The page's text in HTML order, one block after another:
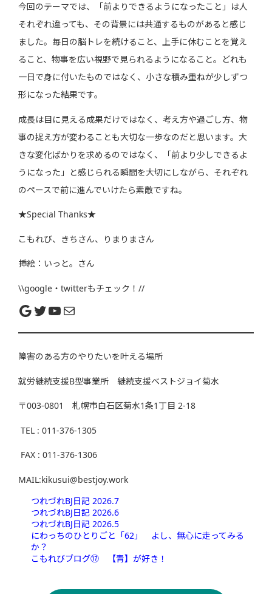
今回のテーマでは、「前よりできるようになったこと」は人
それぞれ違っても、その背景には共通するものがあると感じ
ました。毎日の脳トレを続けること、上手に休むことを覚え
ること、物事を広い視野で見られるようになること。どれも
一日で身に付いたものではなく、小さな積み重ねが少しずつ
形になった結果です。
成長は目に見える成果だけではなく、考え方や過ごし方、物
事の捉え方が変わることも大切な一歩なのだと思います。大
きな変化ばかりを求めるのではなく、「前より少しできるよ
うになった」と感じられる瞬間を大切にしながら、それぞれ
のペースで前に進んでいけたら素敵ですね。
★Special Thanks★
こもれび、きちさん、りまりまさん
挿絵：いっと。さん
\\google・twitterもチェック！//
障害のある方のやりたいを叶える場所
就労継続支援B型事業所 継続支援ベストジョイ菊水
〒003-0801 札幌市白石区菊水1条1丁目 2-18
TEL : 011-376-1305
FAX : 011-376-1306
MAIL:kikusui@bestjoy.work
つれづれBJ日記 2026.7
つれづれBJ日記 2026.6
つれづれBJ日記 2026.5
にわっちのひとりごと「62」 よし、無心に走ってみる
か？
こもれびブログ⑰ 【青】が好き！